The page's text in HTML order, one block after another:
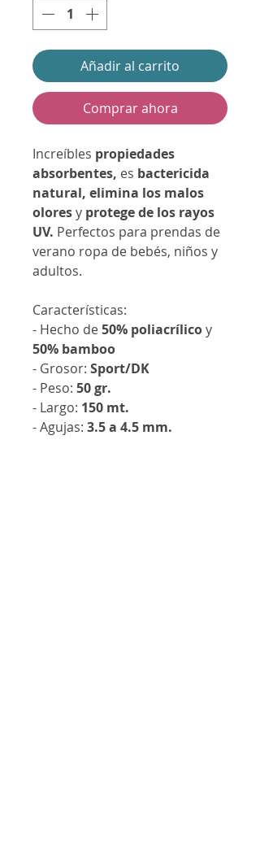
Añadir al carrito
Comprar ahora
Increíbles propiedades
absorbentes, es bactericida
natural, elimina los malos
oloresy protege de los rayos
UV. Perfectos para prendas de
verano ropa de bebés, niños y
adultos.
Características:
- Hecho de50% poliacrílicoy
50% bamboo
- Grosor: Sport/DK
- Peso: 50 gr.
- Largo: 150 mt.
- Agujas: 3.5 a 4.5 mm.